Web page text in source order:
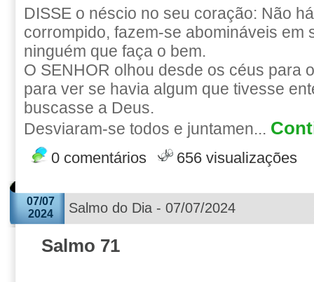
DISSE o néscio no seu coração: Não
corrompido, fazem-se abomináveis em
ninguém que faça o bem.
O SENHOR olhou desde os céus para
para ver se havia algum que tivesse
buscasse a Deus.
Desviaram-se todos e juntamen...
0 comentários 656 visualizações
07/07
2024
Salmo do Dia - 07/07/2024
Salmo 71